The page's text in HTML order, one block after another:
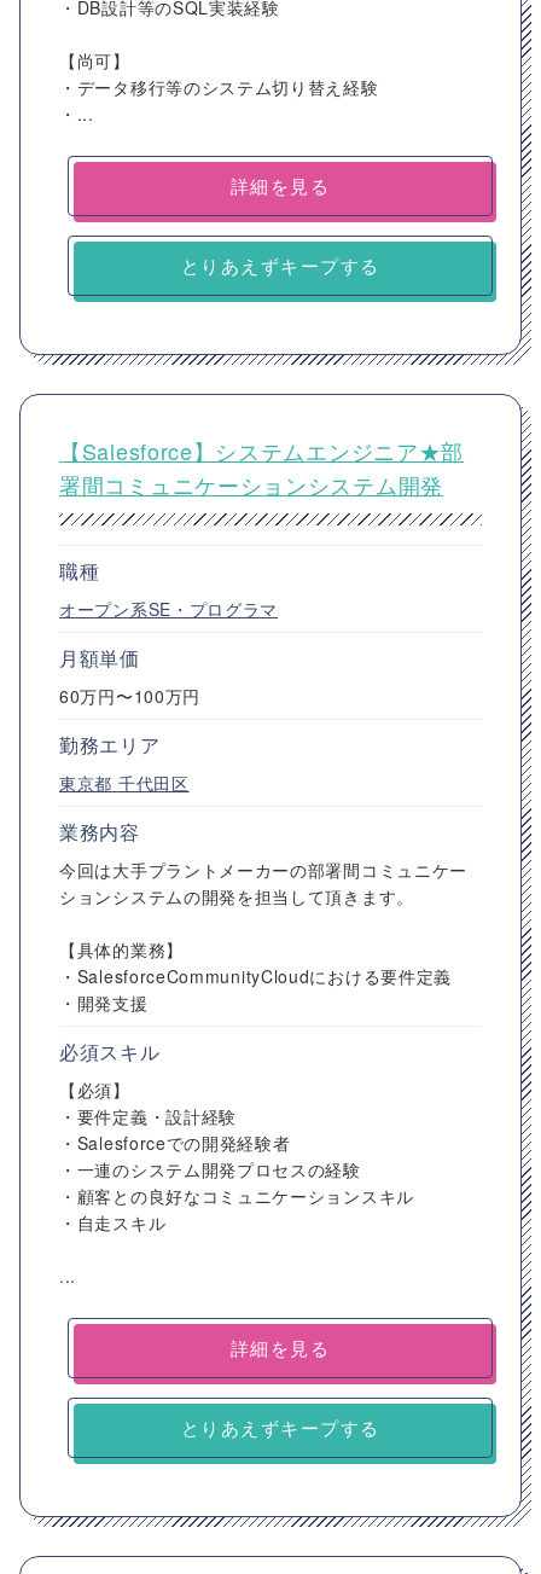
・DB設計等のSQL実装経験
【尚可】
・データ移行等のシステム切り替え経験
・...
詳細を見る
とりあえずキープする
【Salesforce】システムエンジニア★部
署間コミュニケーションシステム開発
職種
オープン系SE・プログラマ
月額単価
60万円〜100万円
勤務エリア
東京都 千代田区
業務内容
今回は大手プラントメーカーの部署間コミュニケー
ションシステムの開発を担当して頂きます。
【具体的業務】
・SalesforceCommunityCloudにおける要件定義
・開発支援
必須スキル
【必須】
・要件定義・設計経験
・Salesforceでの開発経験者
・一連のシステム開発プロセスの経験
・顧客との良好なコミュニケーションスキル
・自走スキル
...
詳細を見る
とりあえずキープする